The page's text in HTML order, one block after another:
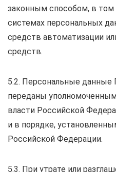
законным способом, в
системах персональных
средств автоматизации
средств.
5.2. Персональные данные
переданы
власти Российской
и в порядке,
Российской Федерации.
5.3. При утрате или